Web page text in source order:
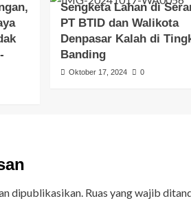
Sengketa Lahan di
PT BTID dan Walikota
Denpasar Kalah di
Banding
Oktober 17, 2024 0
dipublikasikan. Ruas yang wajib